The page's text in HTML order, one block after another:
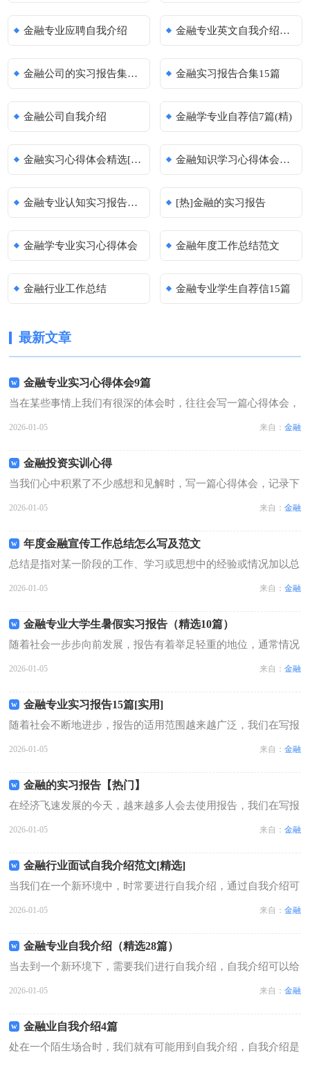
金融专业应聘自我介绍 金融专业英文自我介绍通用
金融公司的实习报告集锦13篇 金融实习报告合集15篇
金融公司自我介绍 金融学专业自荐信7篇(精)
金融实习心得体会精选[2篇] 金融知识学习心得体会（精选31篇）
金融专业认知实习报告汇编（9篇） [热]金融的实习报告
金融学专业实习心得体会 金融年度工作总结范文
金融行业工作总结 金融专业学生自荐信15篇
最新文章
金融专业实习心得体会9篇
当在某些事情上我们有很深的体会时，往往会写一篇心得体会，
2026-01-05 来自： 金融
金融投资实训心得
当我们心中积累了不少感想和见解时，写一篇心得体会，记录下
2026-01-05 来自： 金融
年度金融宣传工作总结怎么写及范文
总结是指对某一阶段的工作、学习或思想中的经验或情况加以总
2026-01-05 来自： 金融
金融专业大学生暑假实习报告（精选10篇）
随着社会一步步向前发展，报告有着举足轻重的地位，通常情况
2026-01-05 来自： 金融
金融专业实习报告15篇[实用]
随着社会不断地进步，报告的适用范围越来越广泛，我们在写报
2026-01-05 来自： 金融
金融的实习报告【热门】
在经济飞速发展的今天，越来越多人会去使用报告，我们在写报
2026-01-05 来自： 金融
金融行业面试自我介绍范文[精选]
当我们在一个新环境中，时常要进行自我介绍，通过自我介绍可
2026-01-05 来自： 金融
金融专业自我介绍（精选28篇）
当去到一个新环境下，需要我们进行自我介绍，自我介绍可以给
2026-01-05 来自： 金融
金融业自我介绍4篇
处在一个陌生场合时，我们就有可能用到自我介绍，自我介绍是